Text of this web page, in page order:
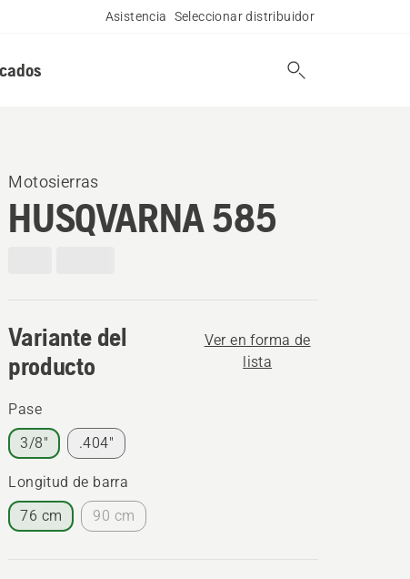
Asistencia Seleccionar distribuidor
Motosierras
HUSQVARNA 585
Variante del
producto
Ver en forma de
lista
Pase
3/8"
.404"
Longitud de barra
76 cm
90 cm